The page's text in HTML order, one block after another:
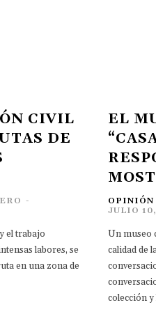
CIVIL
DE
-
el trabajo
labores, se
en una zona de
EL
OPINIÓN
JULIO
Un museo
calidad de
colección y